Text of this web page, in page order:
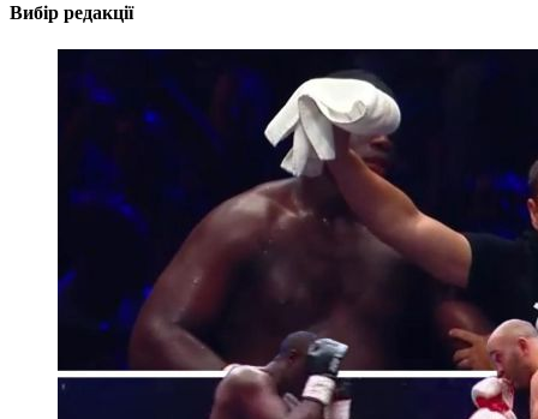
Вибір редакції